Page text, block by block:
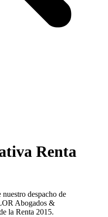
Renta
despacho de
Abogados &
la Renta 2015.